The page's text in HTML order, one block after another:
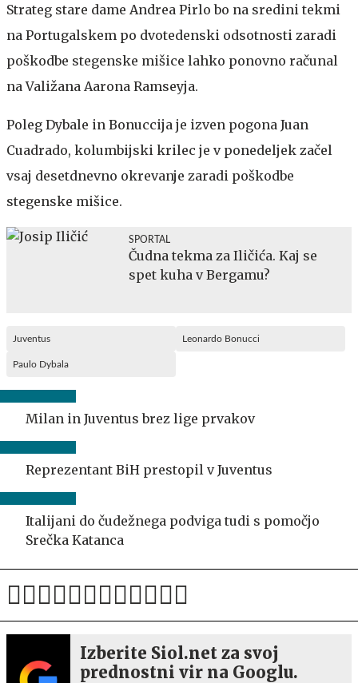
Strateg stare dame Andrea Pirlo bo na sredini tekmi
na Portugalskem po dvotedenski odsotnosti zaradi
poškodbe stegenske mišice lahko ponovno računal
na Valižana Aarona Ramseyja.
Poleg Dybale in Bonuccija je izven pogona Juan
Cuadrado, kolumbijski krilec je v ponedeljek začel
vsaj desetdnevno okrevanje zaradi poškodbe
stegenske mišice.
SPORTAL
Čudna tekma za Iličića. Kaj se
spet kuha v Bergamu?
Juventus Leonardo Bonucci
Paulo Dybala
Milan in Juventus brez lige prvakov
Reprezentant BiH prestopil v Juventus
Italijani do čudežnega podviga tudi s pomočjo
Srečka Katanca
Izberite Siol.net za svoj
prednostni vir na Googlu.